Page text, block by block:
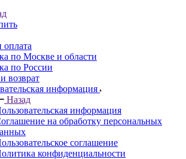
по Москве и области
по России
возврат
информация
Назад
информация
на обработку персональных
соглашение
конфиденциальности